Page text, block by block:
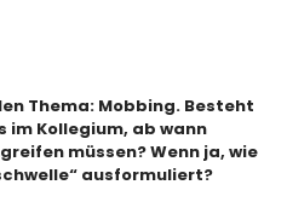
Thema: Mobbing. Besteht
im Kollegium, ab wann
müssen? Wenn ja, wie
ausformuliert?